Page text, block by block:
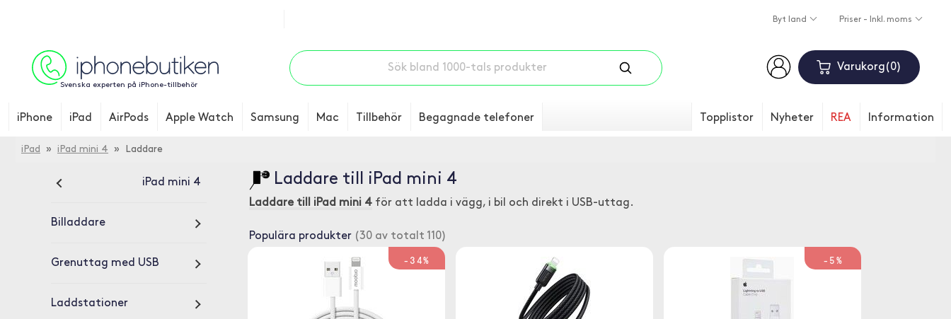
Byt land Priser - Inkl. moms
Svenska experten på iPhone-tillbehör
Varukorg 0
iPhone iPad AirPods Apple Watch Samsung Mac Tillbehör Begagnade telefoner Topplistor Nyheter REA Information
iPad » iPad mini 4 » Laddare
iPad mini 4
Billaddare
Grenuttag med USB
Laddstationer
Laddare till iPad mini 4
Laddare till iPad mini 4 för att ladda i vägg, i bil och direkt i USB-uttag.
Populära produkter (30 av totalt 110)
-34% -5%